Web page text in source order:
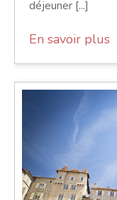
déjeuner [...]
En savoir plus